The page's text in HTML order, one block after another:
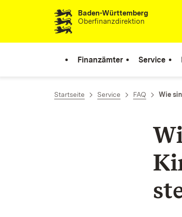
Zum Inhalt springenBaden-Württemberg
Oberfinanzdirektion
Finanzämter Service
Startseite Service FAQ Wie